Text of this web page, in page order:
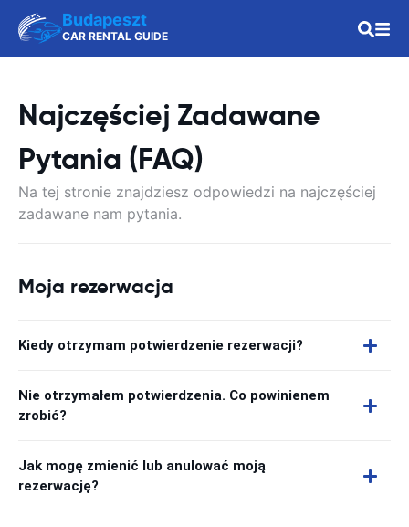
Budapeszt
CAR RENTAL GUIDE
Najczęściej Zadawane
Pytania (FAQ)
Na tej stronie znajdziesz odpowiedzi na najczęściej
zadawane nam pytania.
Moja rezerwacja
Kiedy otrzymam potwierdzenie rezerwacji?
Nie otrzymałem potwierdzenia. Co powinienem
zrobić?
Jak mogę zmienić lub anulować moją
rezerwację?